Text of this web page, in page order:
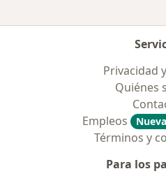
Privacidad
Quiénes
Empleos
Términos y
Para los